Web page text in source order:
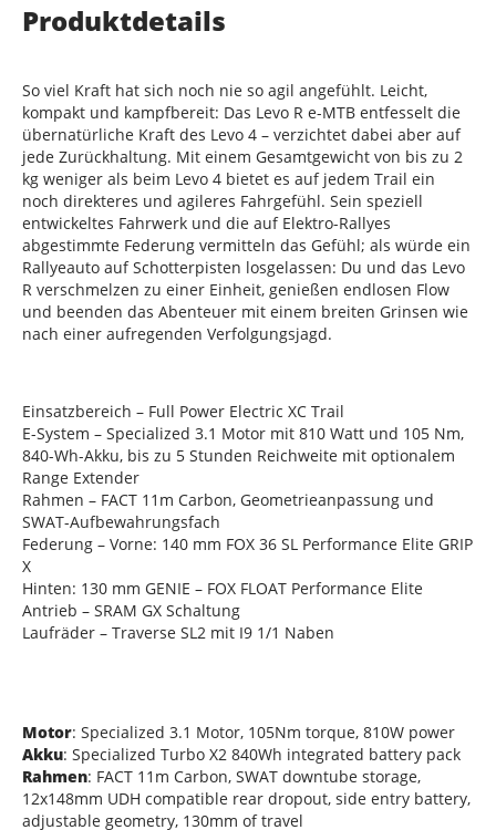
Produktdetails
So viel Kraft hat sich noch nie so agil angefühlt. Leicht,
kompakt und kampfbereit: Das Levo R e-MTB entfesselt die
übernatürliche Kraft des Levo 4 – verzichtet dabei aber auf
jede Zurückhaltung. Mit einem Gesamtgewicht von bis zu 2
kg weniger als beim Levo 4 bietet es auf jedem Trail ein
noch direkteres und agileres Fahrgefühl. Sein speziell
entwickeltes Fahrwerk und die auf Elektro-Rallyes
abgestimmte Federung vermitteln das Gefühl; als würde ein
Rallyeauto auf Schotterpisten losgelassen: Du und das Levo
R verschmelzen zu einer Einheit, genießen endlosen Flow
und beenden das Abenteuer mit einem breiten Grinsen wie
nach einer aufregenden Verfolgungsjagd.
Einsatzbereich – Full Power Electric XC Trail
E-System – Specialized 3.1 Motor mit 810 Watt und 105 Nm,
840-Wh-Akku, bis zu 5 Stunden Reichweite mit optionalem
Range Extender
Rahmen – FACT 11m Carbon, Geometrieanpassung und
SWAT-Aufbewahrungsfach
Federung – Vorne: 140 mm FOX 36 SL Performance Elite GRIP
X
Hinten: 130 mm GENIE – FOX FLOAT Performance Elite
Antrieb – SRAM GX Schaltung
Laufräder – Traverse SL2 mit I9 1/1 Naben
Motor: Specialized 3.1 Motor, 105Nm torque, 810W power
Akku: Specialized Turbo X2 840Wh integrated battery pack
Rahmen: FACT 11m Carbon, SWAT downtube storage,
12x148mm UDH compatible rear dropout, side entry battery,
adjustable geometry, 130mm of travel